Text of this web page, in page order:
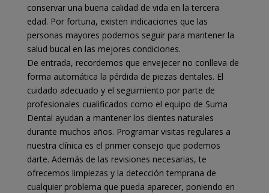
conservar una buena calidad de vida en la tercera
edad. Por fortuna, existen indicaciones que las
personas mayores podemos seguir para mantener la
salud bucal en las mejores condiciones.
De entrada, recordemos que envejecer no conlleva de
forma automática la pérdida de piezas dentales. El
cuidado adecuado y el seguimiento por parte de
profesionales cualificados como el equipo de Suma
Dental ayudan a mantener los dientes naturales
durante muchos años. Programar visitas regulares a
nuestra clínica es el primer consejo que podemos
darte. Además de las revisiones necesarias, te
ofrecemos limpiezas y la detección temprana de
cualquier problema que pueda aparecer, poniendo en